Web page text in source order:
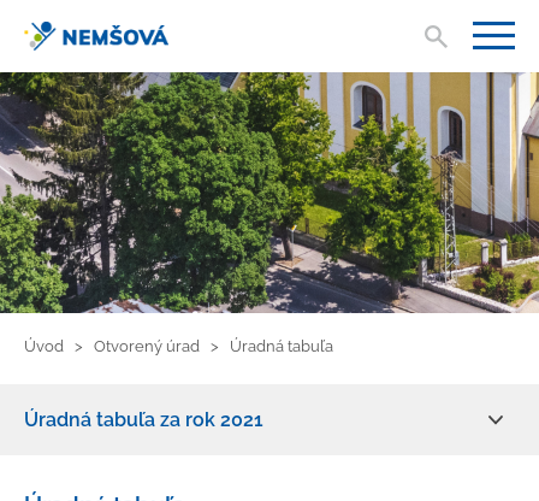
Úvod Otvorený úrad Úradná tabuľa
Úradná tabuľa za rok 2021